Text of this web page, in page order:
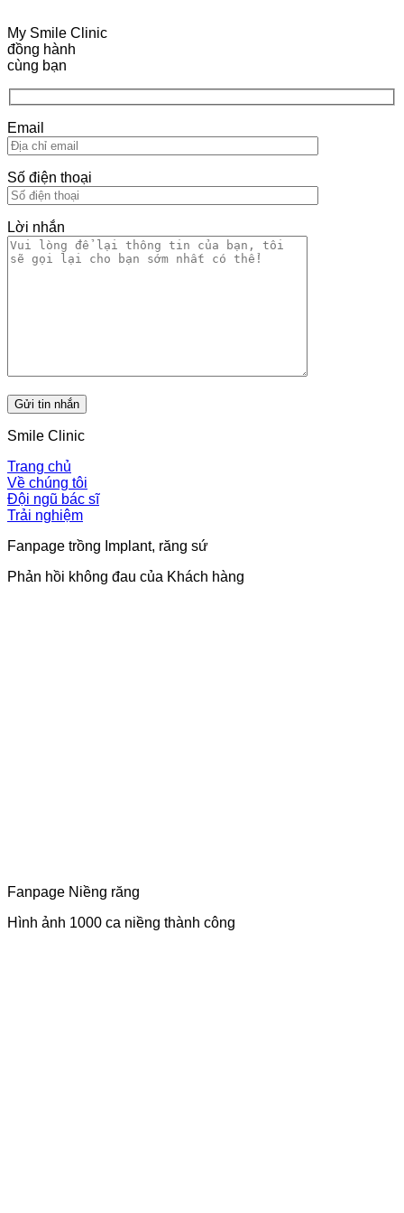
My Smile Clinic
đồng hành
cùng bạn
Email
Số điện thoại
Lời nhắn
Smile Clinic
Trang chủ
Về chúng tôi
Đội ngũ bác sĩ
Trải nghiệm
Fanpage trồng Implant, răng sứ
Phản hồi không đau của Khách hàng
Fanpage Niềng răng
Hình ảnh 1000 ca niềng thành công